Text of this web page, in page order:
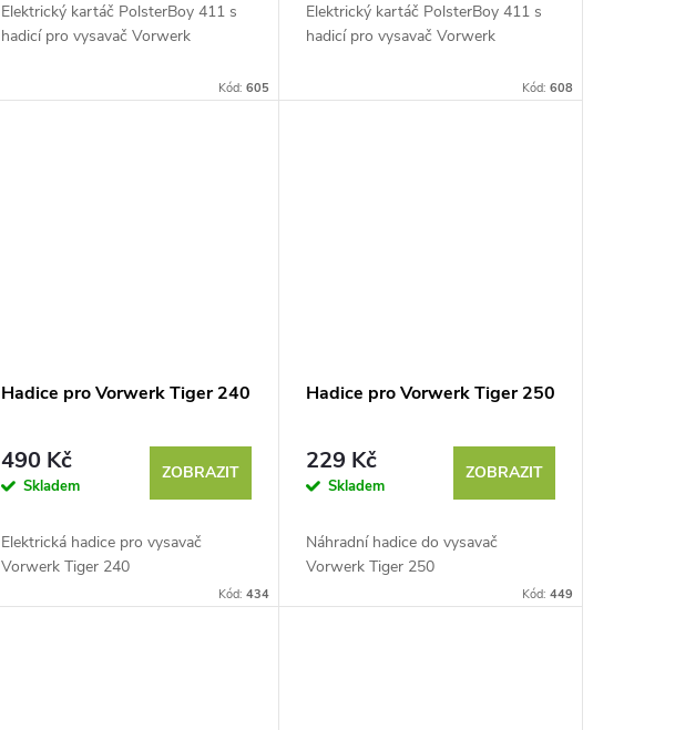
Elektrický kartáč PolsterBoy 411 s
hadicí pro vysavač Vorwerk
Kód: 605
Elektrický kartáč PolsterBoy 411 s
hadicí pro vysavač Vorwerk
Kód: 608
Hadice pro Vorwerk Tiger 240
490 Kč
Skladem
ZOBRAZIT
Elektrická hadice pro vysavač
Vorwerk Tiger 240
Kód: 434
Hadice pro Vorwerk Tiger 250
229 Kč
Skladem
ZOBRAZIT
Náhradní hadice do vysavač
Vorwerk Tiger 250
Kód: 449